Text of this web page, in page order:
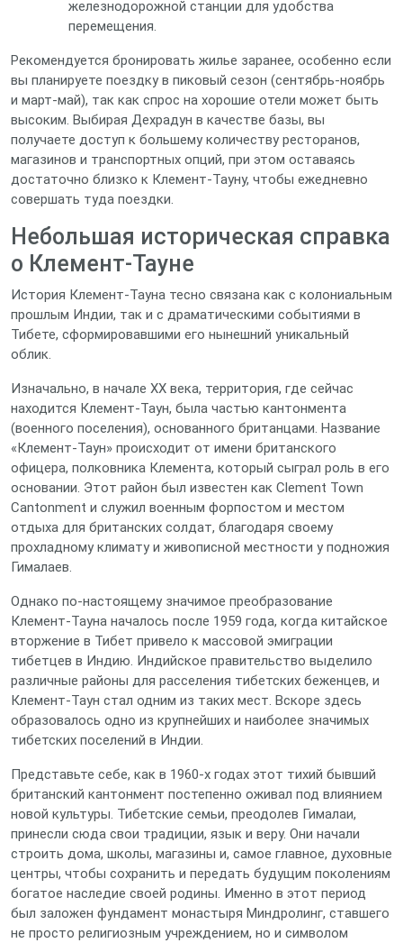
железнодорожной станции для удобства
перемещения.
Рекомендуется бронировать жилье заранее, особенно если
вы планируете поездку в пиковый сезон (сентябрь-ноябрь
и март-май), так как спрос на хорошие отели может быть
высоким. Выбирая Дехрадун в качестве базы, вы
получаете доступ к большему количеству ресторанов,
магазинов и транспортных опций, при этом оставаясь
достаточно близко к Клемент-Тауну, чтобы ежедневно
совершать туда поездки.
Небольшая историческая справка
о Клемент-Тауне
История Клемент-Тауна тесно связана как с колониальным
прошлым Индии, так и с драматическими событиями в
Тибете, сформировавшими его нынешний уникальный
облик.
Изначально, в начале XX века, территория, где сейчас
находится Клемент-Таун, была частью кантонмента
(военного поселения), основанного британцами. Название
«Клемент-Таун» происходит от имени британского
офицера, полковника Клемента, который сыграл роль в его
основании. Этот район был известен как Clement Town
Cantonment и служил военным форпостом и местом
отдыха для британских солдат, благодаря своему
прохладному климату и живописной местности у подножия
Гималаев.
Однако по-настоящему значимое преобразование
Клемент-Тауна началось после 1959 года, когда китайское
вторжение в Тибет привело к массовой эмиграции
тибетцев в Индию. Индийское правительство выделило
различные районы для расселения тибетских беженцев, и
Клемент-Таун стал одним из таких мест. Вскоре здесь
образовалось одно из крупнейших и наиболее значимых
тибетских поселений в Индии.
Представьте себе, как в 1960-х годах этот тихий бывший
британский кантонмент постепенно оживал под влиянием
новой культуры. Тибетские семьи, преодолев Гималаи,
принесли сюда свои традиции, язык и веру. Они начали
строить дома, школы, магазины и, самое главное, духовные
центры, чтобы сохранить и передать будущим поколениям
богатое наследие своей родины. Именно в этот период
был заложен фундамент монастыря Миндролинг, ставшего
не просто религиозным учреждением, но и символом